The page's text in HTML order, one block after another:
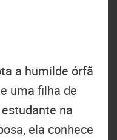
a humilde órfã
uma filha de
na
ela conhece